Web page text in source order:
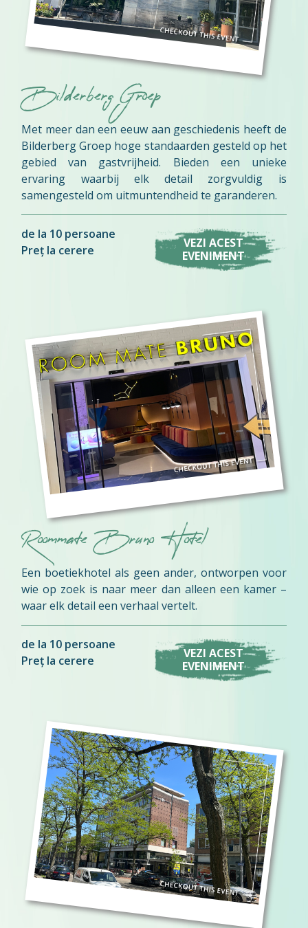
Bilderberg Groep
Met meer dan een eeuw aan geschiedenis heeft de
Bilderberg Groep hoge standaarden gesteld op het
gebied van gastvrijheid. Bieden een unieke
ervaring waarbij elk detail zorgvuldig is
samengesteld om uitmuntendheid te garanderen.
de la 10 persoane
Preț la cerere
VEZI ACEST
EVENIMENT
Roommate Bruno Hotel
Een boetiekhotel als geen ander, ontworpen voor
wie op zoek is naar meer dan alleen een kamer –
waar elk detail een verhaal vertelt.
de la 10 persoane
Preț la cerere
VEZI ACEST
EVENIMENT